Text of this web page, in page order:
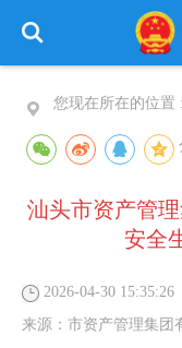
您现在所在的位置 :
汕头市资产管
安全
2026-04-30 15:35:26
来源： 市资产管理集团